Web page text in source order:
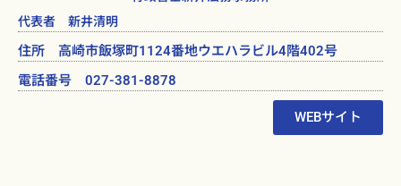
代表者 新井清明
住所 高崎市飯塚町1124番地ウエハラビル4階402号
電話番号 027-381-8878
WEBサイト